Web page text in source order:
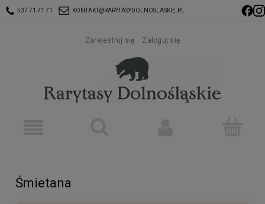
537 71 71 71 KONTAKT@RARYTASYDOLNOSLASKIE.PL
Zarejestruj się Zaloguj się
Śmietana